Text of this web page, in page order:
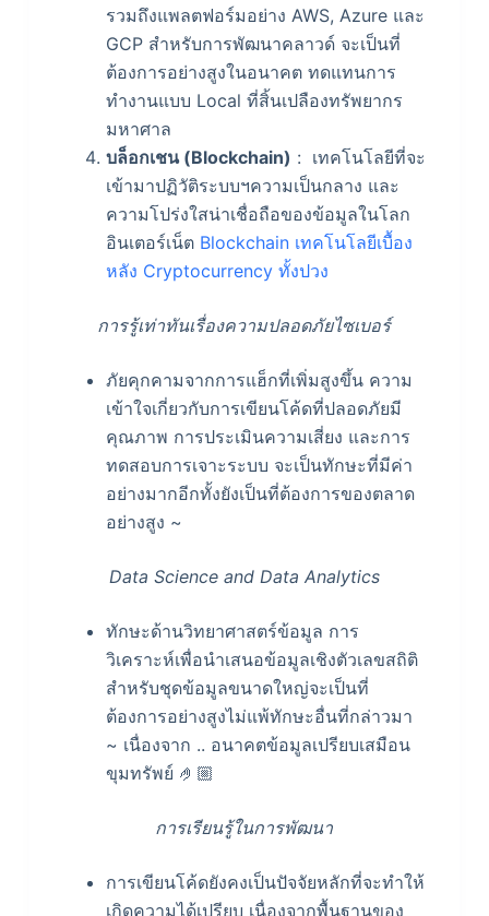
รวมถึงแพลตฟอร์มอย่าง AWS, Azure และ
GCP สำหรับการพัฒนาคลาวด์ จะเป็นที่
ต้องการอย่างสูงในอนาคต ทดแทนการ
ทำงานแบบ Local ที่สิ้นเปลืองทรัพยากร
มหาศาล
บล็อกเชน (Blockchain) : เทคโนโลยีที่จะ
เข้ามาปฏิวัติระบบฯความเป็นกลาง และ
ความโปร่งใสน่าเชื่อถือของข้อมูลในโลก
อินเตอร์เน็ต Blockchain เทคโนโลยีเบื้อง
หลัง Cryptocurrency ทั้งปวง
การรู้เท่าทันเรื่องความปลอดภัยไซเบอร์
ภัยคุกคามจากการแฮ็กที่เพิ่มสูงขึ้น ความ
เข้าใจเกี่ยวกับการเขียนโค้ดที่ปลอดภัยมี
คุณภาพ การประเมินความเสี่ยง และการ
ทดสอบการเจาะระบบ จะเป็นทักษะที่มีค่า
อย่างมากอีกทั้งยังเป็นที่ต้องการของตลาด
อย่างสูง ~
Data Science and Data Analytics
ทักษะด้านวิทยาศาสตร์ข้อมูล การ
วิเคราะห์เพื่อนำเสนอข้อมูลเชิงตัวเลขสถิติ
สำหรับชุดข้อมูลขนาดใหญ่จะเป็นที่
ต้องการอย่างสูงไม่แพ้ทักษะอื่นที่กล่าวมา
~ เนื่องจาก .. อนาคตข้อมูลเปรียบเสมือน
ขุมทรัพย์ 🤌🏼
การเรียนรู้ในการพัฒนา
การเขียนโค้ดยังคงเป็นปัจจัยหลักที่จะทำให้
เกิดความได้เปรียบ เนื่องจากพื้นฐานของ